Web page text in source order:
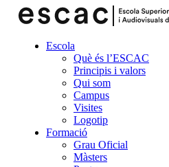
Escola
Què és l’ESCAC
Principis i valors
Qui som
Campus
Visites
Logotip
Formació
Grau Oficial
Màsters